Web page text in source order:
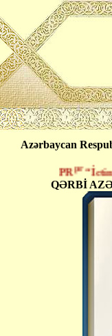
Azərbaycan
pr
QƏRBİ